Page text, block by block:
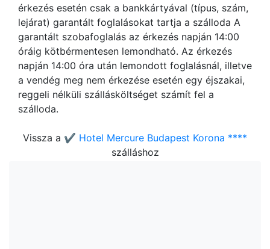
érkezés esetén csak a bankkártyával (típus, szám,
lejárat) garantált foglalásokat tartja a szálloda A
garantált szobafoglalás az érkezés napján 14:00
óráig kötbérmentesen lemondható. Az érkezés
napján 14:00 óra után lemondott foglalásnál, illetve
a vendég meg nem érkezése esetén egy éjszakai,
reggeli nélküli szállásköltséget számít fel a
szálloda.
Vissza a ✔️ Hotel Mercure Budapest Korona ****
szálláshoz